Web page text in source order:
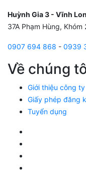
Huỳnh Gia 3 - Vĩnh
37A Phạm Hùng,
0907 694 868 - 0939
Về chúng
Giới thiệu công ty
Giấy phép đăng
Tuyển dụng